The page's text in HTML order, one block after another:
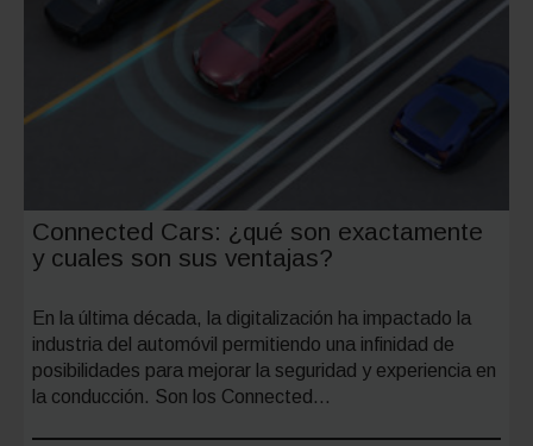
Saba
estado
Connected Cars: ¿qué son exactamente
y cuales son sus ventajas?
En la última década, la digitalización ha impactado la
industria del automóvil permitiendo una infinidad de
posibilidades para mejorar la seguridad y experiencia en
la conducción. Son los Connected…